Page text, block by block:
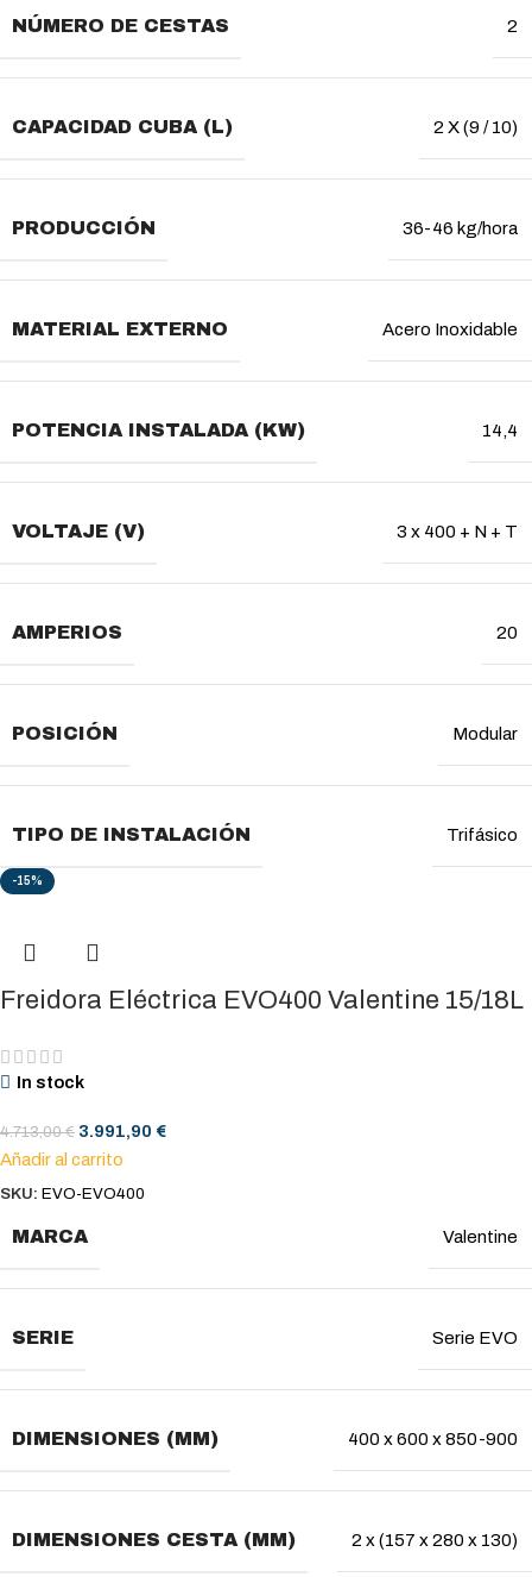
NÚMERO DE CESTAS 2
CAPACIDAD CUBA (L) 2 X (9 / 10)
PRODUCCIÓN 36-46 kg/hora
MATERIAL EXTERNO Acero Inoxidable
POTENCIA INSTALADA (KW) 14,4
VOLTAJE (V) 3 x 400 + N + T
AMPERIOS 20
POSICIÓN Modular
TIPO DE INSTALACIÓN Trifásico
-15%
Freidora Eléctrica EVO400 Valentine 15/18L
In stock
4.713,00€ 3.991,90 €
Añadir al carrito
SKU: EVO-EVO400
MARCA Valentine
SERIE Serie EVO
DIMENSIONES (MM) 400 x 600 x 850-900
DIMENSIONES CESTA (MM) 2 x (157 x 280 x 130)